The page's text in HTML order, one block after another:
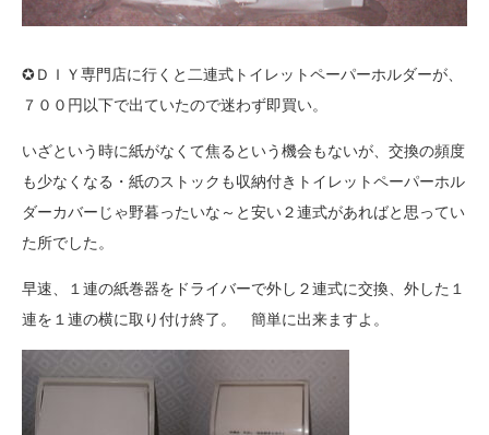
✪ＤＩＹ専門店に行くと二連式トイレットペーパーホルダーが、
７００円以下で出ていたので迷わず即買い。
いざという時に紙がなくて焦るという機会もないが、交換の頻度
も少なくなる・紙のストックも収納付きトイレットペーパーホル
ダーカバーじゃ野暮ったいな～と安い２連式があればと思ってい
た所でした。
早速、１連の紙巻器をドライバーで外し２連式に交換、外した１
連を１連の横に取り付け終了。 簡単に出来ますよ。